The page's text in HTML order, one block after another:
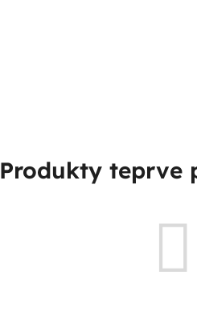
Produkty teprve